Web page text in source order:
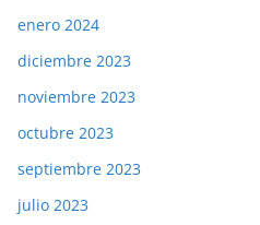
enero 2024
diciembre 2023
noviembre 2023
octubre 2023
septiembre 2023
julio 2023